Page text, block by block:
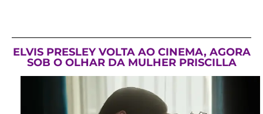
ELVIS PRESLEY VOLTA AO CINEMA, AGORA
SOB O OLHAR DA MULHER PRISCILLA